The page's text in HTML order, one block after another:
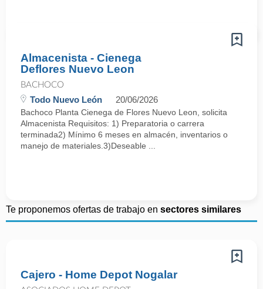
Almacenista - Cienega
Deflores Nuevo Leon
BACHOCO
Todo Nuevo León 20/06/2026
Bachoco Planta Cienega de Flores Nuevo Leon, solicita
Almacenista Requisitos: 1) Preparatoria o carrera
terminada2) Mínimo 6 meses en almacén, inventarios o
manejo de materiales.3)Deseable ...
Te proponemos ofertas de trabajo en sectores similares
Cajero - Home Depot Nogalar